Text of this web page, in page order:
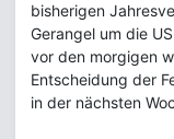
bisherigen
Gerangel um die
vor den morgigen
Entscheidung der
in der nächsten